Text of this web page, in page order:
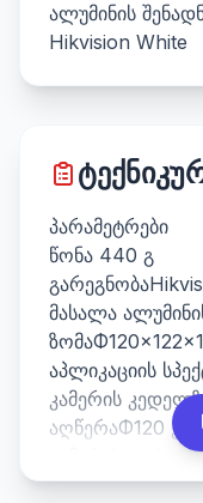
ალუმინის
Hikvision White
პარამეტრები
წონა 440 გ
მასალა
აპლიკაციის
კამერის
აღწერაΦ120